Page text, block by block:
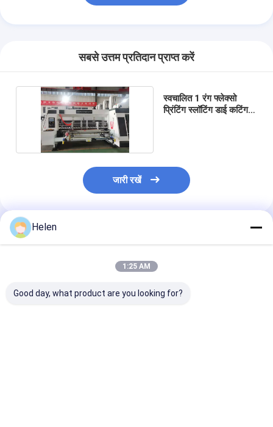
सबसे उत्तम प्रतिदान प्राप्त करें
स्वचालित 1 रंग फ्लेक्सो
प्रिंटिंग स्लॉटिंग डाई कटिंग
जारी रखें
अनुशंसित उत्पाद
Helen
1:25 AM
Good day, what product are you looking for?